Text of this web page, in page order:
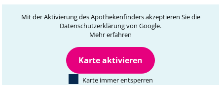
Mit der Aktivierung des Apothekenfinders akzeptieren Sie die
Datenschutzerklärung von Google.
Mehr erfahren
Karte aktivieren
Karte immer entsperren